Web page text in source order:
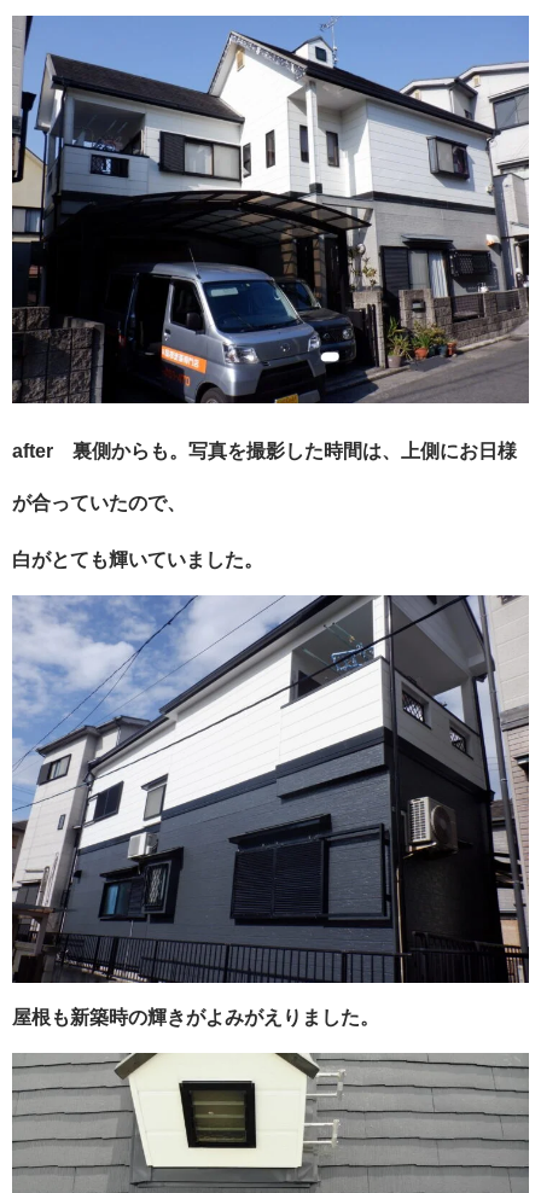
after 裏側からも。写真を撮影した時間は、上側にお日様
が合っていたので、
白がとても輝いていました。
屋根も新築時の輝きがよみがえりました。